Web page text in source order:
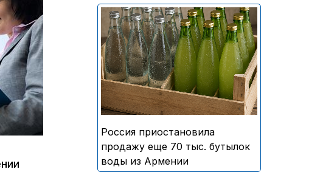
В России приостановили
продажу более 70 тыс.
бутылок питьевой воды и
безалкогольных напитков
армянского производства
Россия приостановила
продажу еще 70 тыс. бутылок
воды из Армении